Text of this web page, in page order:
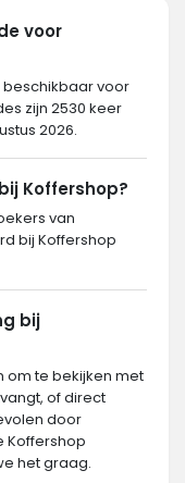
voor
beschikbaar voor
zijn 2530 keer
2026.
Koffershop?
van
bij Koffershop
bij
om te bekijken met
of direct
door
Koffershop
het graag.